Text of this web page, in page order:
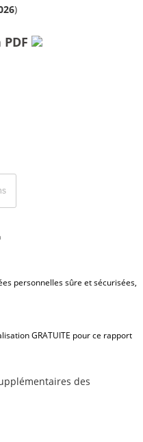
)
personnelles sûre et sécurisées,
GRATUITE pour ce rapport
des